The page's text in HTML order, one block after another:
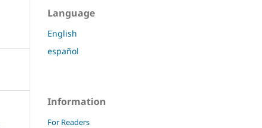
Language
English
español
Information
For Readers